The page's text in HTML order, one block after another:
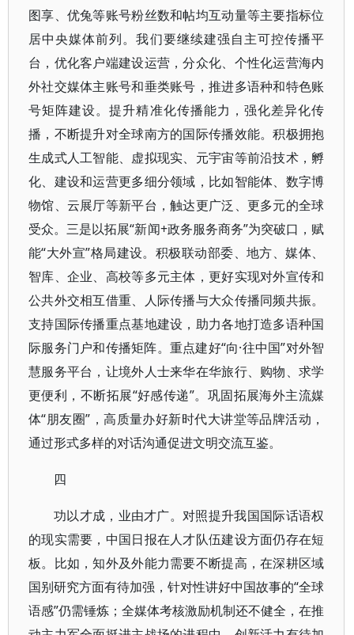
图享、优兔等账号粉丝数和帖均互动量等主要指标位
居中央媒体前列。我们要继续建强自主可控传播平
台，优化客户端建设运营，分众化、个性化运营海内
外社交媒体主账号和垂类账号，推进多语种和特色账
号矩阵建设。提升精准化传播能力，强化差异化传
播，不断提升对全球南方的国际传播效能。积极拥抱
生成式人工智能、虚拟现实、元宇宙等前沿技术，孵
化、建设和运营更多细分领域，比如智能体、数字博
物馆、云展厅等新平台，触达更广泛、更多元的全球
受众。三是以拓展“新闻+政务服务商务”为突破口，赋
能“大外宣”格局建设。积极联动部委、地方、媒体、
智库、企业、高校等多元主体，更好实现对外宣传和
公共外交相互借重、人际传播与大众传播同频共振。
支持国际传播重点基地建设，助力各地打造多语种国
际服务门户和传播矩阵。重点建好“向·往中国”对外智
慧服务平台，让境外人士来华在华旅行、购物、求学
更便利，不断拓展“好感传递”。巩固拓展海外主流媒
体“朋友圈”，高质量办好新时代大讲堂等品牌活动，
通过形式多样的对话沟通促进文明交流互鉴。
四
功以才成，业由才广。对照提升我国国际话语权
的现实需要，中国日报在人才队伍建设方面仍存在短
板。比如，知外及外能力需要不断提高，在深耕区域
国别研究方面有待加强，针对性讲好中国故事的“全球
语感”仍需锤炼；全媒体考核激励机制还不健全，在推